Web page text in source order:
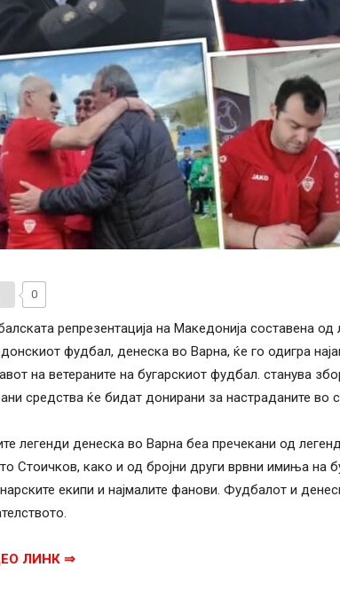
0
репрезентација на Македонија составена од
фудбал, денеска во Варна, ќе го одигра
на ветераните на бугарскиот фудбал. станува
средства ќе бидат донирани за настраданите во
легенди денеска во Варна беа пречекани од
Стоичков, како и од бројни други врвни имиња на
екипи и најмалите фанови. Фудбалот и
ЛИНК ⇒